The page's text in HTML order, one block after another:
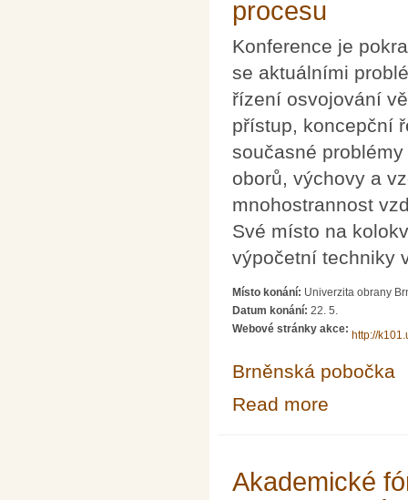
procesu
Konference je
se aktuálními
řízení osvojování
přístup, koncepční
současné
oborů, výchovy a
mnohostrannost
Své místo na
výpočetní techniky
Místo konání: Univerzita obrany
Datum konání: 22. 5.
Webové stránky akce:
http://
Brněnská pobočka
Read more
Akademické